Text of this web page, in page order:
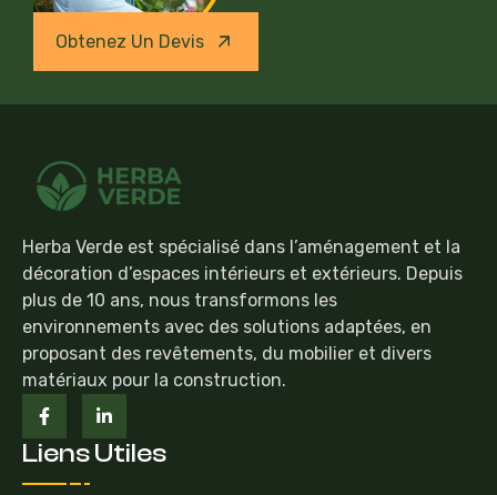
Obtenez Un Devis
Herba Verde est spécialisé dans l’aménagement et la
décoration d’espaces intérieurs et extérieurs. Depuis
plus de 10 ans, nous transformons les
environnements avec des solutions adaptées, en
proposant des revêtements, du mobilier et divers
matériaux pour la construction.
Liens Utiles